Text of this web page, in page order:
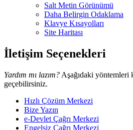
Salt Metin Görünümü
Daha Belirgin Odaklama
Klavye Kısayolları
Site Haritası
İletişim Seçenekleri
Yardım mı lazım? Aşağıdaki
geçebilirsiniz.
Hızlı Çözüm Merkezi
Bize Yazın
e-Devlet Çağrı Merkezi
Engelsiz Çağrı Merkezi